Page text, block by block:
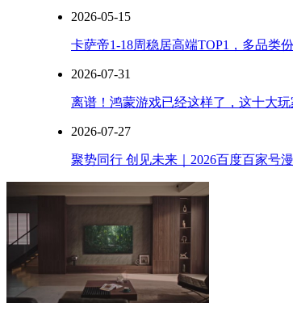
2026-05-15
卡萨帝1-18周稳居高端TOP1，多品类
2026-07-31
离谱！鸿蒙游戏已经这样了，这十大
2026-07-27
聚势同行 创见未来｜2026百度百家号